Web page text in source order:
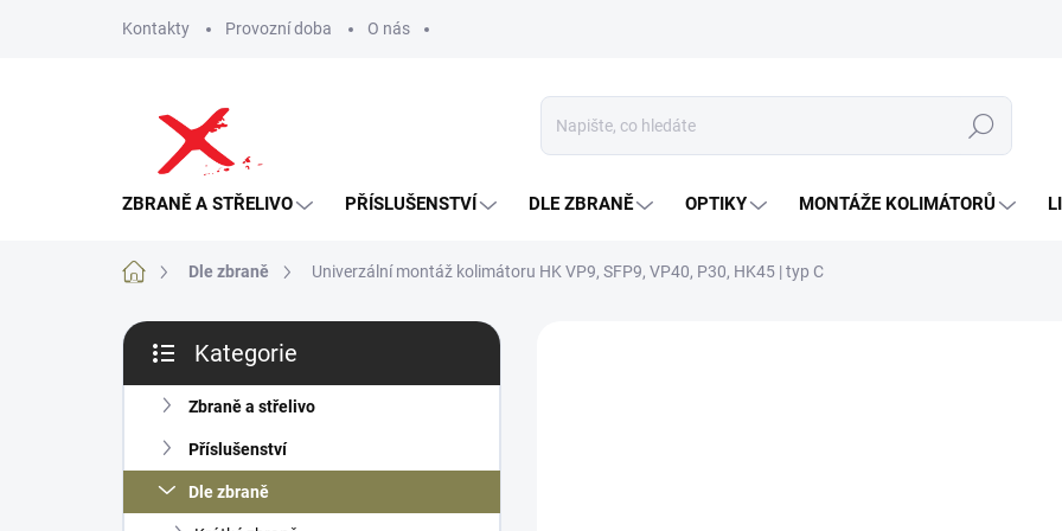
Kontakty Provozní doba O nás
Hledat
ZBRANĚ A STŘELIVO PŘÍSLUŠENSTVÍ DLE ZBRANĚ OPTIKY MONTÁŽE KOLIMÁTORŮ
Domů Dle zbraně Univerzální montáž kolimátoru HK VP9, SFP9, VP40, P30, HK45 | typ C
P
s
a
n
kategorie
Kategorie
Zbraně a střelivo
Příslušenství
Dle zbraně